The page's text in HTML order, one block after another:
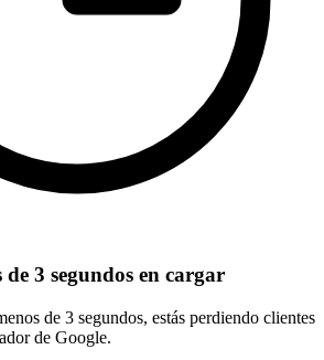
3 segundos en cargar
de 3 segundos, estás perdiendo clientes
de Google.